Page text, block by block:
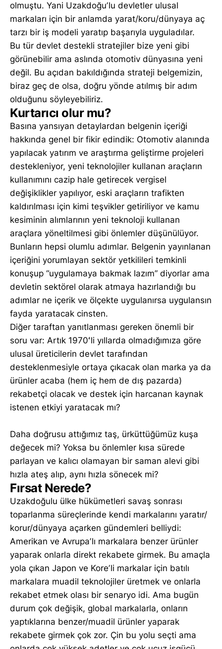
olmuştu. Yani Uzakdoğuʼlu devletler ulusal
markaları için bir anlamda yarat/koru/dünyaya aç
tarzı bir iş modeli yaratıp başarıyla uyguladılar.
Bu tür devlet destekli stratejiler bize yeni gibi
görünebilir ama aslında otomotiv dünyasına yeni
değil. Bu açıdan bakıldığında strateji belgemizin,
biraz geç de olsa, doğru yönde atılmış bir adım
olduğunu söyleyebiliriz.
Kurtarıcı olur mu?
Basına yansıyan detaylardan belgenin içeriği
hakkında genel bir fikir edindik: Otomotiv alanında
yapılacak yatırım ve araştırma geliştirme projeleri
destekleniyor, yeni teknolojiler kullanan araçların
kullanımını cazip hale getirecek vergisel
değişiklikler yapılıyor, eski araçların trafikten
kaldırılması için kimi teşvikler getiriliyor ve kamu
kesiminin alımlarının yeni teknoloji kullanan
araçlara yöneltilmesi gibi önlemler düşünülüyor.
Bunların hepsi olumlu adımlar. Belgenin yayınlanan
içeriğini yorumlayan sektör yetkilileri temkinli
konuşup “uygulamaya bakmak lazım” diyorlar ama
devletin sektörel olarak atmaya hazırlandığı bu
adımlar ne içerik ve ölçekte uygulanırsa uygulansın
fayda yaratacak cinsten.
Diğer taraftan yanıtlanması gereken önemli bir
soru var: Artık 1970ʻli yıllarda olmadığımıza göre
ulusal üreticilerin devlet tarafından
desteklenmesiyle ortaya çıkacak olan marka ya da
ürünler acaba (hem iç hem de dış pazarda)
rekabetçi olacak ve destek için harcanan kaynak
istenen etkiyi yaratacak mı?
Daha doğrusu attığımız taş, ürküttüğümüz kuşa
değecek mi? Yoksa bu önlemler kısa sürede
parlayan ve kalıcı olamayan bir saman alevi gibi
hızla ateş alıp, aynı hızla sönecek mi?
Fırsat Nerede?
Uzakdoğulu ülke hükümetleri savaş sonrası
toparlanma süreçlerinde kendi markalarını yaratır/
korur/dünyaya açarken gündemleri belliydi:
Amerikan ve Avrupaʼlı markalara benzer ürünler
yaparak onlarla direkt rekabete girmek. Bu amaçla
yola çıkan Japon ve Koreʼli markalar için batılı
markalara muadil teknolojiler üretmek ve onlarla
rekabet etmek olası bir senaryo idi. Ama bugün
durum çok değişik, global markalarla, onların
yaptıklarına benzer/muadil ürünler yaparak
rekabete girmek çok zor. Çin bu yolu seçti ama